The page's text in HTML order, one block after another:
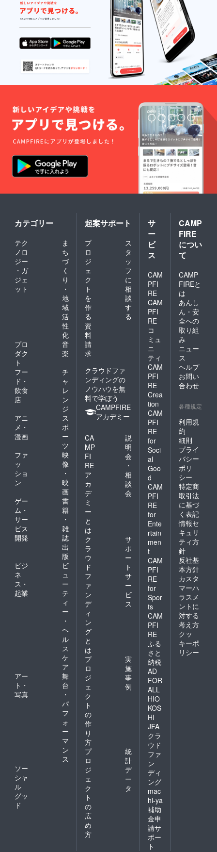
カテゴリー
テク
ノロ
ジー
・ガ
ジェ
ット
ま
ち
づ
く
り
・
地
域
活
性
化
プロ
ダク
ト
音
楽
フー
ド・
飲食
店
チ
ャ
レ
ン
ジ
アニ
メ・
漫画
ス
ポ
ー
ツ
ファ
ッ
ショ
ン
映
像
・
映
画
ゲー
ム・
サー
ビス
開発
書
籍
・
雑
誌
出
版
ビジ
ネ
ス・
起業
ビ
ュ
ー
テ
ィ
ー
・
ヘ
ル
ス
ケ
ア
アー
ト・
写真
舞
台
・
パ
フ
ォ
ー
マ
ン
ス
ソー
シャ
ル
グッ
ド
起案サポート
プ
ロ
ジ
ェ
ク
ト
を
作
る
ス
タ
ッ
フ
に
相
談
す
る
資
料
請
求
クラウドファ
ンディングの
ノウハウを無
料で学ぼう
CAMPFIRE
アカデミー
CA
MP
FI
RE
ア
カ
デ
ミ
ー
と
は
説
明
会
・
相
談
会
ク
ラ
ウ
ド
フ
ァ
ン
デ
ィ
ン
グ
と
は
サ
ポ
ー
ト
サ
ー
ビ
ス
プ
ロ
ジ
ェ
ク
ト
の
作
り
方
実
施
事
例
プ
ロ
ジ
ェ
ク
ト
の
広
め
方
統
計
デ
ー
タ
サ
ー
ビ
ス
CAM
PFI
RE
CAM
PFI
RE
コ
ミュ
ニ
ティ
CAM
PFI
RE
Crea
tion
CAM
PFI
RE
for
Soci
al
Goo
d
CAM
PFI
RE
for
Ente
rtain
men
t
CAM
PFI
RE
for
Spor
ts
CAM
PFI
RE
ふる
さと
納税
AD
FOR
ALL
HIO
KOS
HI
JFA
クラ
ウド
ファ
ン
ディ
ング
mac
hi-ya
補助
金申
請サ
ポー
ト
CAMP
FIRE
につい
て
CAMP
FIREと
は
あんし
ん・安
全への
取り組
み
ニュー
ス
ヘルプ
お問い
合わせ
各種規定
利用規
約
細則
プライ
バシー
ポリ
シー
特定商
取引法
に基づ
く表記
情報セ
キュリ
ティ方
針
反社基
本方針
カスタ
マーハ
ラスメ
ントに
対する
考え方
クッ
キーポ
リシー